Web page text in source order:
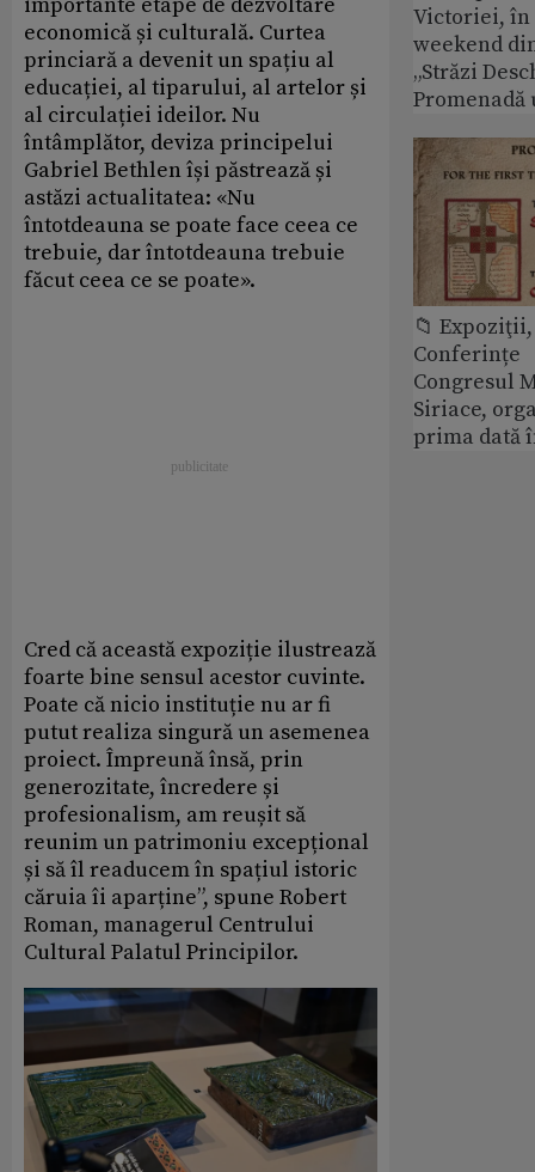
importante etape de dezvoltare
economică și culturală. Curtea
princiară a devenit un spațiu al
educației, al tiparului, al artelor și
al circulației ideilor. Nu
întâmplător, deviza principelui
Gabriel Bethlen își păstrează și
astăzi actualitatea: «Nu
întotdeauna se poate face ceea ce
trebuie, dar întotdeauna trebuie
făcut ceea ce se poate».
Cred că această expoziție ilustrează
foarte bine sensul acestor cuvinte.
Poate că nicio instituție nu ar fi
putut realiza singură un asemenea
proiect. Împreună însă, prin
generozitate, încredere și
profesionalism, am reușit să
reunim un patrimoniu excepțional
și să îl readucem în spațiul istoric
căruia îi aparține”, spune Robert
Roman, managerul Centrului
Cultural Palatul Principilor.
Victoriei,
weekend
„Străzi
Promenadă
📁
Conferințe
Congresul
Siriace,
prima dată